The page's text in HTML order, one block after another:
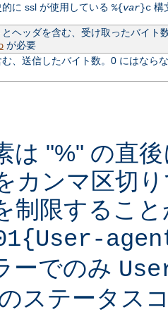
的に ssl が使用している %{var}c構
とヘッダを含む、受け取ったバイ
が必要
、送信したバイト数。0 にはなら
は "%" の直
カンマ区切
制限するこ
ーでのみ
ステータス